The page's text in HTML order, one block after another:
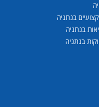
בנתניה
בנתניה
בנתניה